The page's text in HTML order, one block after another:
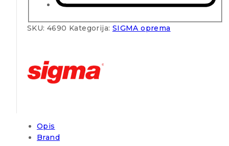
SKU: 4690 Kategorija: SIGMA oprema
Opis
Brand